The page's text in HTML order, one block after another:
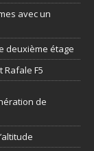
avec un
deuxième étage
Rafale F5
de